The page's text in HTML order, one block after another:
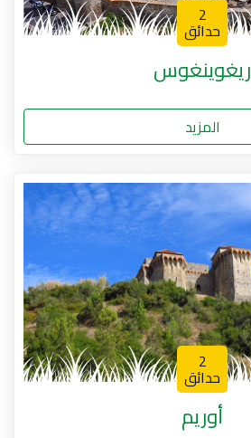
2
حدائق
ريغوينغوس
المزيد
2
حدائق
أوريم